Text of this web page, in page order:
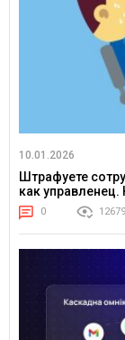
10.01.2026
Штрафуете
как управленец.
0 12679